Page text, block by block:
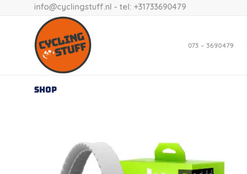
info@cyclingstuff.nl - tel: +31733690479
073 – 3690479
Shop